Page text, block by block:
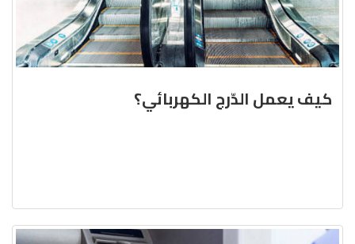
كيف يعمل الدّرج الكهربائي؟